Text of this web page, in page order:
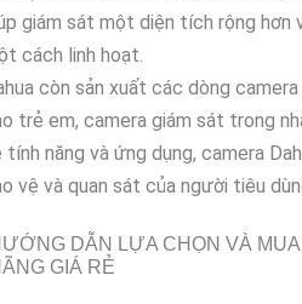
giám sát một diện tích rộng
cách linh hoạt.
còn sản xuất các dòng
trẻ em, camera giám sát trong
tính năng và ứng dụng, camera
vệ và quan sát của người tiêu
DẪN LỰA CHỌN VÀ
GIÁ RẺ